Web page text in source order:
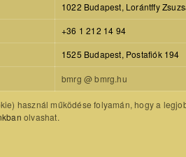
1022 Budapest, Lorántffy
+36 1 212 14 94
1525 Budapest, Postafiók 194
bmrg @ bmrg.hu
használ működése folyamán, hogy a
olvashat.